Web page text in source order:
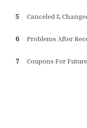
5 Canceled &
6 Problems After
7 Coupons For